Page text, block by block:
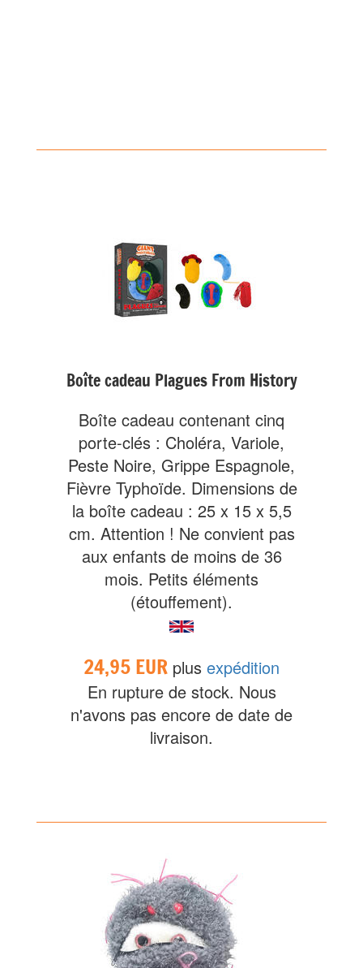
Boîte cadeau Plagues From History
Boîte cadeau contenant cinq
porte-clés : Choléra, Variole,
Peste Noire, Grippe Espagnole,
Fièvre Typhoïde. Dimensions de
la boîte cadeau : 25 x 15 x 5,5
cm. Attention ! Ne convient pas
aux enfants de moins de 36
mois. Petits éléments
(étouffement).
24,95 EUR plus expédition
En rupture de stock. Nous
n'avons pas encore de date de
livraison.